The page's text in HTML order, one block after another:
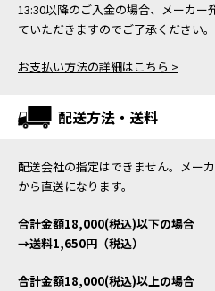
13:30以降のご入金の場合、メーカー
ていただきますのでご了承ください。
お支払い方法の詳細はこちら >
配送方法・送料
配送会社の指定はできません。メー
から直送になります。
合計金額18,000(税込)以下の場合
→送料1,650円（税込）
合計金額18,000(税込)以上の場合